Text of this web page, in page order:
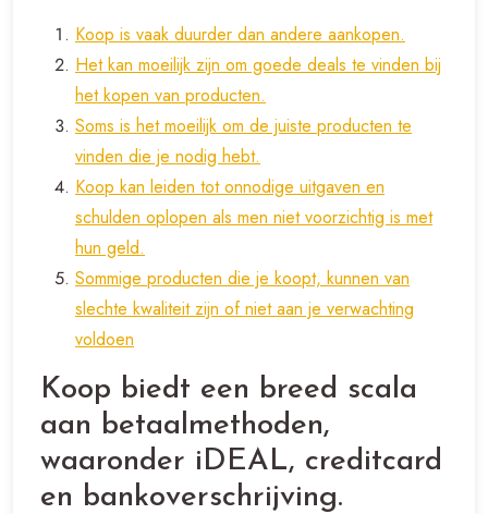
Koop is vaak duurder dan andere aankopen.
Het kan moeilijk zijn om goede deals te vinden bij
het kopen van producten.
Soms is het moeilijk om de juiste producten te
vinden die je nodig hebt.
Koop kan leiden tot onnodige uitgaven en
schulden oplopen als men niet voorzichtig is met
hun geld.
Sommige producten die je koopt, kunnen van
slechte kwaliteit zijn of niet aan je verwachting
voldoen
Koop biedt een breed scala
aan betaalmethoden,
waaronder iDEAL, creditcard
en bankoverschrijving.